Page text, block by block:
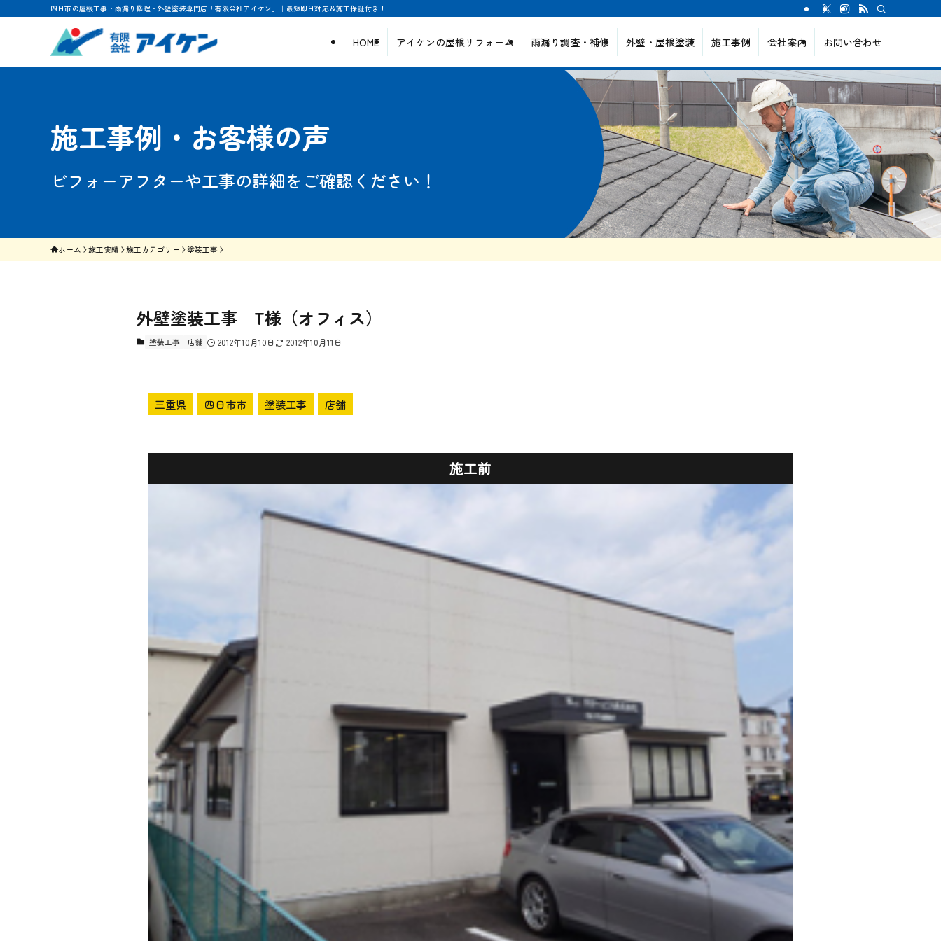
四日市の屋根工事・雨漏り修理・外壁塗装専門店「有限会社アイケン」｜最短即日対応＆施工保証付き！
HOME アイケンの屋根リフォーム 雨漏り調査・補修 外壁・屋根塗装 施工事例 会社案内 お問い合わせ
施工事例・お客様の声
ビフォーアフターや工事の詳細をご確認ください！
ホーム 施工実績 施工カテゴリー 塗装工事
外壁塗装工事 T様（オフィス）
塗装工事 店舗 2012年10月10日 2012年10月11日
三重県 四日市市 塗装工事 店舗
施工前